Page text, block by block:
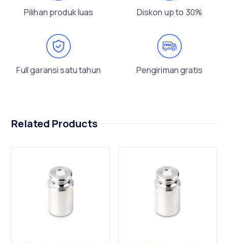
Pilihan produk luas Diskon up to 30%
Full garansi satu tahun Pengiriman gratis
Related Products